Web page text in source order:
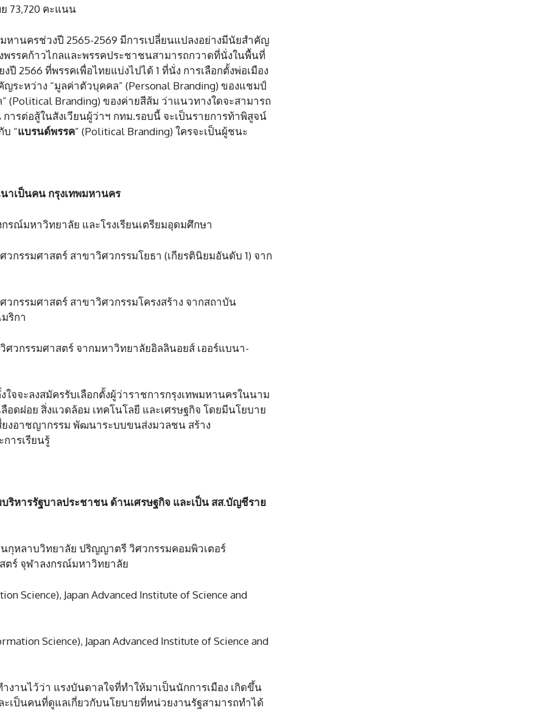
73,720 คะแนน
หานครช่วงปี 2565-2569 มีการเปลี่ยนแปลงอย่างมีนัยสำคัญ
พรรคก้าวไกลและพรรคประชาชนสามารถกวาดที่นั่งในพื้นที่
ปี 2566 ที่พรรคเพื่อไทยแบ่งไปได้ 1 ที่นั่ง การเลือกตั้งพ่อเมือง
ระหว่าง “มูลค่าตัวบุคคล” (Personal Branding) ของแชมป์
(Political Branding) ของค่ายสีส้ม ว่าแนวทางใดจะสามารถ
ารต่อสู้ในสังเวียนผู้ว่าฯ กทม.รอบนี้ จะเป็นรายการท้าพิสูจน์
บ “แบรนด์พรรค” (Political Branding) ใครจะเป็นผู้ชนะ
าเป็นคน กรุงเทพมหานคร
รณ์มหาวิทยาลัย และโรงเรียนเตรียมอุดมศึกษา
รรมศาสตร์ สาขาวิศวกรรมโยธา (เกียรตินิยมอันดับ 1) จาก
กรรมศาสตร์ สาขาวิศวกรรมโครงสร้าง จากสถาบัน
ริกา
วกรรมศาสตร์ จากมหาวิทยาลัยอิลลินอยส์ เออร์แบนา-
ใจจะลงสมัครรับเลือกตั้งผู้ว่าราชการกรุงเทพมหานครในนาม
ดฝอย สิ่งแวดล้อม เทคโนโลยี และเศรษฐกิจ โดยมีนโยบาย
งอาชญากรรม พัฒนาระบบขนส่งมวลชน สร้าง
ารเรียนรู้
ริหารรัฐบาลประชาชน ด้านเศรษฐกิจ และเป็น สส.บัญชีราย
กุหลาบวิทยาลัย ปริญญาตรี วิศวกรรมคอมพิวเตอร์
ตร์ จุฬาลงกรณ์มหาวิทยาลัย
Science), Japan Advanced Institute of Science and
Science), Japan Advanced Institute of Science and
านไว้ว่า แรงบันดาลใจที่ทำให้มาเป็นนักการเมือง เกิดขึ้น
เป็นคนที่ดูแลเกี่ยวกับนโยบายที่หน่วยงานรัฐสามารถทำได้